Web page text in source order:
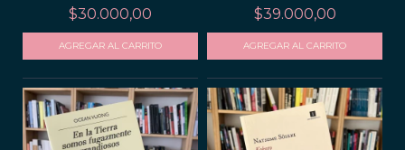
$30.000,00 $39.000,00